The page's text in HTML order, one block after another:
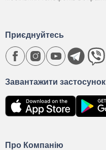
Про Компанію
Завантажити застосунок
Приєднуйтесь